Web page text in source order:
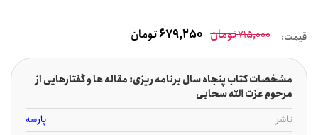
قیمت: 715,000تومان 679,250تومان
مشخصات کتاب پنجاه سال برنامه ریزی: مقاله ها و گفتارهایی از
مرحوم عزت الله سحابی
ناشر
پارسه